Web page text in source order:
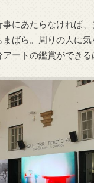
にあたらなければ
ばら。周りの人に
ートの鑑賞ができる